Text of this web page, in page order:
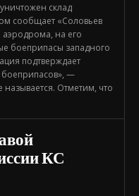
склад
сообщает «Соловьев
аэродрома, на его
боеприпасы западного
подтверждает
—
Отметим, что
КС